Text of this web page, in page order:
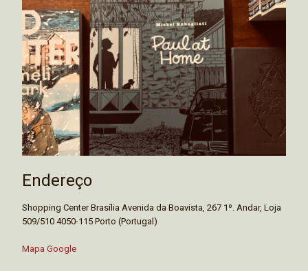
Endereço
Shopping Center Brasília Avenida da Boavista, 267 1º. Andar, Loja
509/510 4050-115 Porto (Portugal)
Mapa Google